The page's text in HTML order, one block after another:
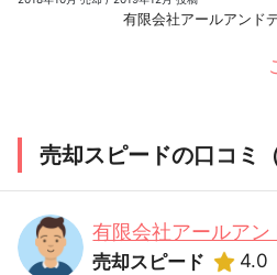
有限会社アールアンド
売却スピードの口コミ（
有限会社アールアン
売却スピード 4.0